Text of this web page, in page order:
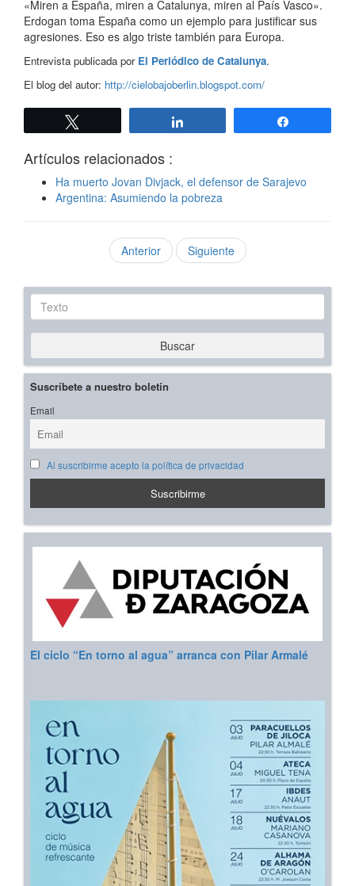
«Miren a España, miren a Catalunya, miren al País Vasco».
Erdogan toma España como un ejemplo para justificar sus
agresiones. Eso es algo triste también para Europa.
Entrevista publicada por El Periódico de Catalunya.
El blog del autor: http://cielobajoberlin.blogspot.com/
Artículos relacionados :
Ha muerto Jovan Divjack, el defensor de Sarajevo
Argentina: Asumiendo la pobreza
Anterior Siguiente
Texto
Buscar
Suscríbete a nuestro boletín
Email
Al suscribirme acepto la política de privacidad
El ciclo “En torno al agua” arranca con Pilar Armalé